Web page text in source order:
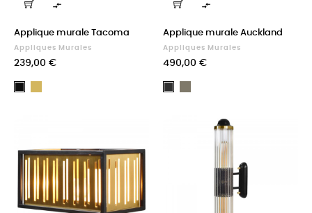

Applique murale Tacoma
Appliques Murales
Prix
239,00 €

Applique murale Auckland
Appliques Murales
Prix
490,00 €